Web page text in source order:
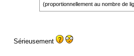
(proportionnellement au nombre de
Sérieusement